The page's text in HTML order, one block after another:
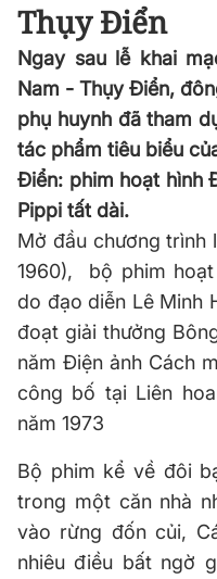
Thụy Điển
Ngay sau lễ khai
Nam - Thụy Điển,
phụ huynh đã tham
tác phẩm tiêu biểu
Điển: phim hoạt hình
Pippi tất dài.
Mở đầu chương trình
1960), bộ phim
do đạo diễn Lê Minh
đoạt giải thưởng
năm Điện ảnh Cách
công bố tại Liên
năm 1973
Bộ phim kể về đôi
trong một căn nhà
vào rừng đốn củi,
nhiêu điều bất ngờ